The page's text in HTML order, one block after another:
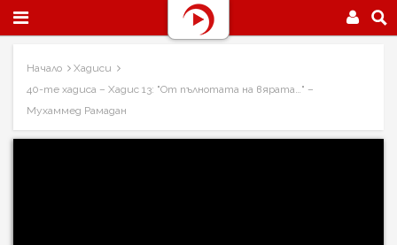
Начало
Хадиси
40-те хадиса – Хадис 13: "От пълнотата на вярата…" –
Мухаммед Рамадан